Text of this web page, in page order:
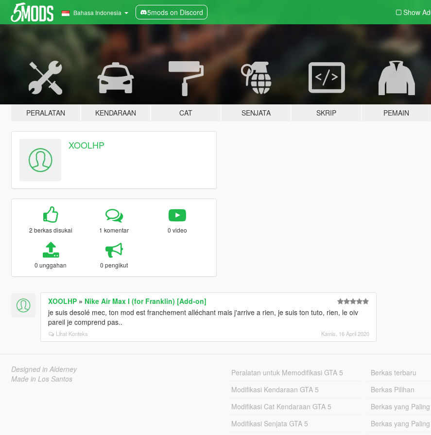
Bahasa Indonesia 5mods on Discord Show
PERALATAN KENDARAAN CAT SENJATA SKRIP PEMAIN
XOOLHP
2 berkas disukai 1 komentar 0 video
0 unggahan 0 pengikut
XOOLHP» Nike Air Max I (for Franklin) [Add-on]
je suis desolé mec, ton mod est franchement alléchant mais j'arrive a rien, je suis ton tuto, rien, le oiv
pareil je comprend pas..
Lihat Konteks Kamis, 16 April 2020
Designed in Alderney
Made in Los Santos
Peralatan untuk Memodifikasi GTA 5
Modifikasi Kendaraan GTA 5
Modifikasi Cat Kendaraan GTA 5
Modifikasi Senjata GTA 5
Berkas terbaru
Berkas Pilihan
Berkas yang
Berkas yang